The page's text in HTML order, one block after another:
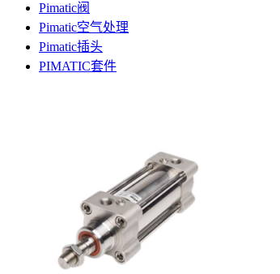
Pimatic阀
Pimatic空气处理
Pimatic插头
PIMATIC套件